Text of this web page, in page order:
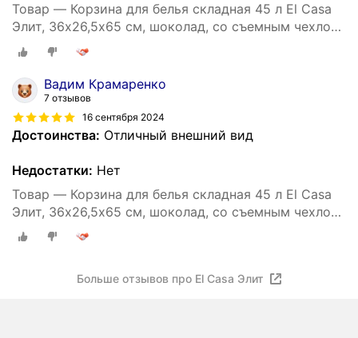
Товар — Корзина для белья складная 45 л El Casa
Элит, 36х26,5х65 см, шоколад, со съемным чехлом
с крышкой, на метал. каркасе
Вадим Крамаренко
7 отзывов
16 сентября 2024
Достоинства: Отличный внешний вид
Недостатки: Нет
Товар — Корзина для белья складная 45 л El Casa
Элит, 36х26,5х65 см, шоколад, со съемным чехлом
с крышкой, на метал. каркасе
Больше отзывов про El Casa Элит